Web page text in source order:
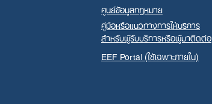
ศูนย์ข้อมูลกฎหมาย
คู่มือหรือแนวทางการให้บริการ
สำหรับผู้รับบริการหรือผู้มาติดต่อ
EEF Portal (ใช้เฉพาะภายใน)